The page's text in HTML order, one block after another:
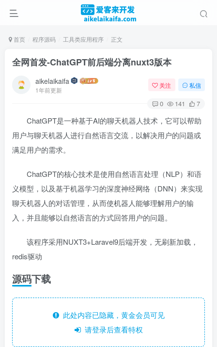
首页 程序源码 工具类应用程序 正文
全网首发-ChatGPT前后端分离nuxt3版本
aikelaikaifa
1年前更新
关注 私信
0 141 7
ChatGPT是一种基于AI的聊天机器人技术，它可以帮助
用户与聊天机器人进行自然语言交流，以解决用户的问题或
满足用户的需求。
ChatGPT的核心技术是使用自然语言处理（NLP）和语
义模型，以及基于机器学习的深度神经网络（DNN）来实现
聊天机器人的对话管理，从而使机器人能够理解用户的输
入，并且能够以自然语言的方式回答用户的问题。
该程序采用NUXT3+Laravel9后端开发，无刷新加载，
redis驱动
源码下载
此处内容已隐藏，黄金会员可见
请登录后查看特权